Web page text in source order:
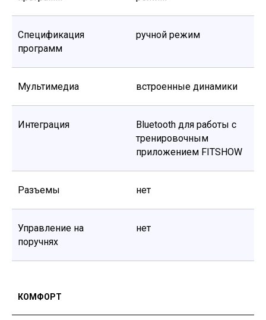
Спецификация
программ
ручной режим
Мультимедиа встроенные динамики
Интеграция
Bluetooth для работы с
тренировочным
приложением FITSHOW
Разъемы нет
Управление на
поручнях
нет
КОМФОРТ